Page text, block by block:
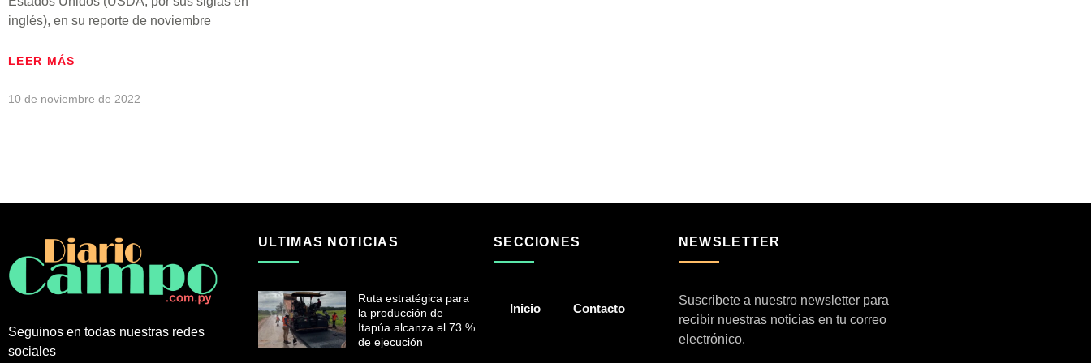
inglés), en su reporte de noviembre
LEER MÁS
10 de noviembre de 2022
Seguinos en todas nuestras redes
sociales
ULTIMAS NOTICIAS
Ruta estratégica para
la producción de
Itapúa alcanza el 73 %
de ejecución
SECCIONES
Inicio Contacto
NEWSLETTER
Suscribete a nuestro newsletter para
recibir nuestras noticias en tu correo
electrónico.